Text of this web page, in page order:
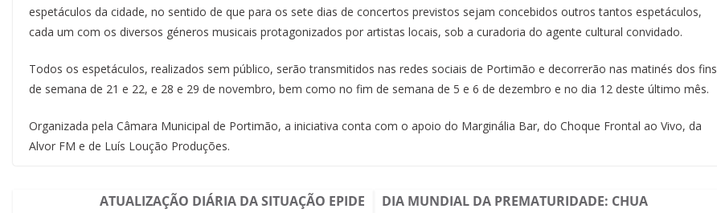
espetáculos da cidade, no sentido de que para os sete dias de concertos previstos sejam concebidos outros tantos espetáculos,
cada um com os diversos géneros musicais protagonizados por artistas locais, sob a curadoria do agente cultural convidado.
Todos os espetáculos, realizados sem público, serão transmitidos nas redes sociais de Portimão e decorrerão nas matinés dos fins
de semana de 21 e 22, e 28 e 29 de novembro, bem como no fim de semana de 5 e 6 de dezembro e no dia 12 deste último mês.
Organizada pela Câmara Municipal de Portimão, a iniciativa conta com o apoio do Marginália Bar, do Choque Frontal ao Vivo, da
Alvor FM e de Luís Loução Produções.
ATUALIZAÇÃO DIÁRIA DA SITUAÇÃO EPIDE
DIA MUNDIAL DA PREMATURIDADE: CHUA